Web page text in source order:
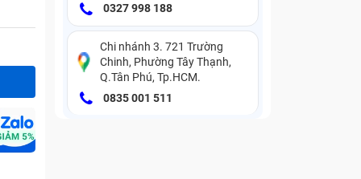
0327 998 188
Chi nhánh 3. 721 Trường
Chinh, Phường Tây Thạnh,
Q.Tân Phú, Tp.HCM.
0835 001 511